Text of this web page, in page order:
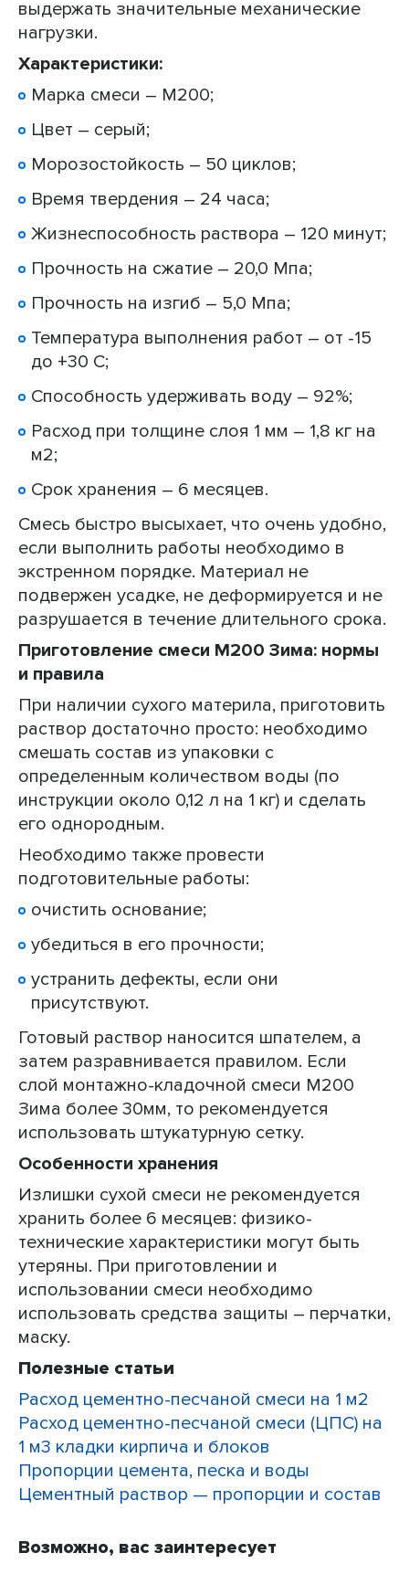
выдержать значительные механические
нагрузки.
Характеристики:
Марка смеси – М200;
Цвет – серый;
Морозостойкость – 50 циклов;
Время твердения – 24 часа;
Жизнеспособность раствора – 120 минут;
Прочность на сжатие – 20,0 Мпа;
Прочность на изгиб – 5,0 Мпа;
Температура выполнения работ – от -15
до +30 С;
Способность удерживать воду – 92%;
Расход при толщине слоя 1 мм – 1,8 кг на
м2;
Срок хранения – 6 месяцев.
Смесь быстро высыхает, что очень удобно,
если выполнить работы необходимо в
экстренном порядке. Материал не
подвержен усадке, не деформируется и не
разрушается в течение длительного срока.
Приготовление смеси М200 Зима: нормы
и правила
При наличии сухого материла, приготовить
раствор достаточно просто: необходимо
смешать состав из упаковки с
определенным количеством воды (по
инструкции около 0,12 л на 1 кг) и сделать
его однородным.
Необходимо также провести
подготовительные работы:
очистить основание;
убедиться в его прочности;
устранить дефекты, если они
присутствуют.
Готовый раствор наносится шпателем, а
затем разравнивается правилом. Если
слой монтажно-кладочной смеси М200
Зима более 30мм, то рекомендуется
использовать штукатурную сетку.
Особенности хранения
Излишки сухой смеси не рекомендуется
хранить более 6 месяцев: физико-
технические характеристики могут быть
утеряны. При приготовлении и
использовании смеси необходимо
использовать средства защиты – перчатки,
маску.
Полезные статьи
Расход цементно-песчаной смеси на 1 м2
Расход цементно-песчаной смеси (ЦПС) на
1 м3 кладки кирпича и блоков
Пропорции цемента, песка и воды
Цементный раствор — пропорции и состав
Возможно, вас заинтересует